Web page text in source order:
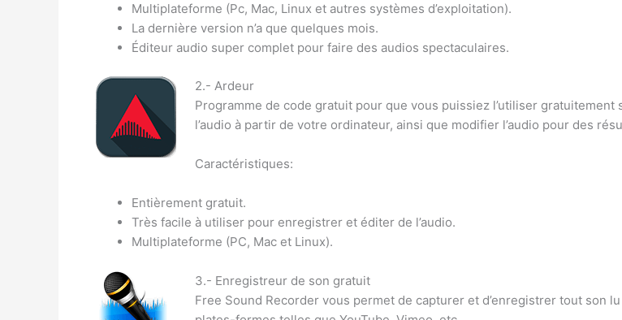
Multiplateforme (Pc, Mac, Linux et autres systèmes d’exploitation).
La dernière version n’a que quelques mois.
Éditeur audio super complet pour faire des audios spectaculaires.
2.- Ardeur
Programme de code gratuit pour que vous puissiez l’utiliser
l’audio à partir de votre ordinateur, ainsi que modifier l’audio pour des
Caractéristiques:
Entièrement gratuit.
Très facile à utiliser pour enregistrer et éditer de l’audio.
Multiplateforme (PC, Mac et Linux).
3.- Enregistreur de son gratuit
Free Sound Recorder vous permet de capturer et d’enregistrer tout son